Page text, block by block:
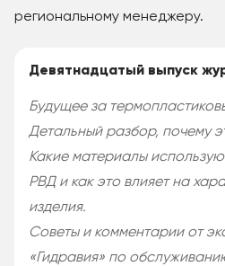
региональному менеджеру.
Девятнадцатый выпуск
Будущее за
Детальный разбор, почему
Какие материалы
РВД и как это влияет на
изделия.
Советы и комментарии от
«Гидравия» по